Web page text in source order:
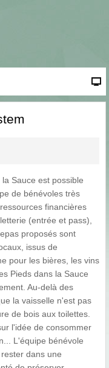
Sauce est possible
de bénévoles très
financières
(entrée et pass),
proposés sont
issus de
pour les bières, les vins
Pieds dans la Sauce
Au-delà des
la vaisselle n'est pas
de bois aux toilettes.
l'idée de consommer
L'équipe bénévole
dans une